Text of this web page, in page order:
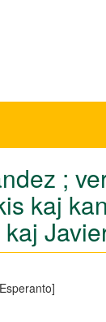
;
kaj